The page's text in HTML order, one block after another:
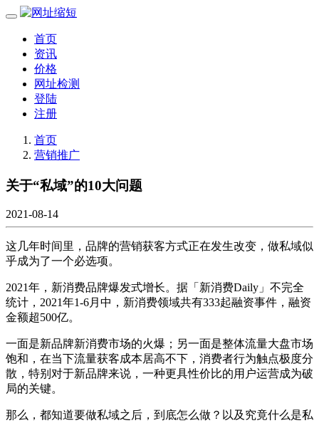
首页
资讯
价格
网址检测
登陆
注册
首页
营销推广
关于“私域”的10大问题
2021-08-14
这几年时间里，品牌的营销获客方式正在发生改变，做私域似
乎成为了一个必选项。
2021年，新消费品牌爆发式增长。据「新消费Daily」不完全
统计，2021年1-6月中，新消费领域共有333起融资事件，融资
金额超500亿。
一面是新品牌新消费市场的火爆；另一面是整体流量大盘市场
饱和，在当下流量获客成本居高不下，消费者行为触点极度分
散，特别对于新品牌来说，一种更具性价比的用户运营成为破
局的关键。
那么，都知道要做私域之后，到底怎么做？以及究竟什么是私